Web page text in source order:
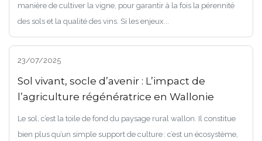
manière de cultiver la vigne, pour garantir à la fois la pérennité
des sols et la qualité des vins. Si les enjeux...
23/07/2025
Sol vivant, socle d’avenir : L’impact de
l’agriculture régénératrice en Wallonie
Le sol, c’est la toile de fond du paysage rural wallon. Il constitue
bien plus qu’un simple support de culture : c’est un écosystème,